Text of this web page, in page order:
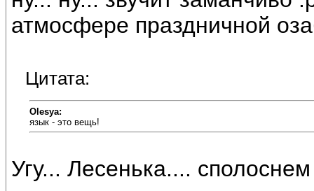
атмосфере праздничной
Цитата:
Olesya:
язык - это вещь!
Угу... Лесенька....